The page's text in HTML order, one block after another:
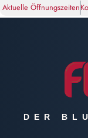
Aktuelle Öffnungszeiten
DER